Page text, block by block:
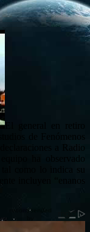
de Fenómenos
a Radio
ha observado
incluyen “enanos